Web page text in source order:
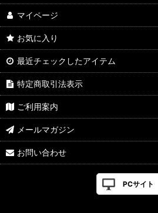
2026年7月新製品のご案内
2026年7月入荷のご案内
2026年6月新製品のご案内
2026年6月入荷のご案内
2026年5月新製品のご案内
2026年5月入荷のご案内
2026年4月新製品のご案内
マイページ
お気に入り
最近チェックしたアイテム
特定商取引法表示
ご利用案内
メールマガジン
お問い合わせ
PCサイト